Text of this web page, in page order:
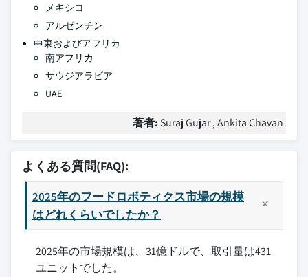
メキシコ
アルゼンチン
中東およびアフリカ
南アフリカ
サウジアラビア
UAE
著者: Suraj Gujar , Ankita Chavan
よくある質問(FAQ):
2025年のフードロボティクス市場の規模
はどれくらいでしたか？
2025年の市場規模は、31億ドルで、取引量は431
ユニットでした。